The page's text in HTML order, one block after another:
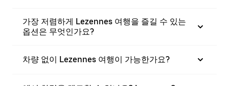
가장 저렴하게 Lezennes 여행을 즐길 수 있는
옵션은 무엇인가요?
차량 없이 Lezennes 여행이 가능한가요?